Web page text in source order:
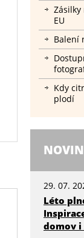
Zásilky
EU
Balení
Kdy
plodí
29. 07.
Léto
domov i